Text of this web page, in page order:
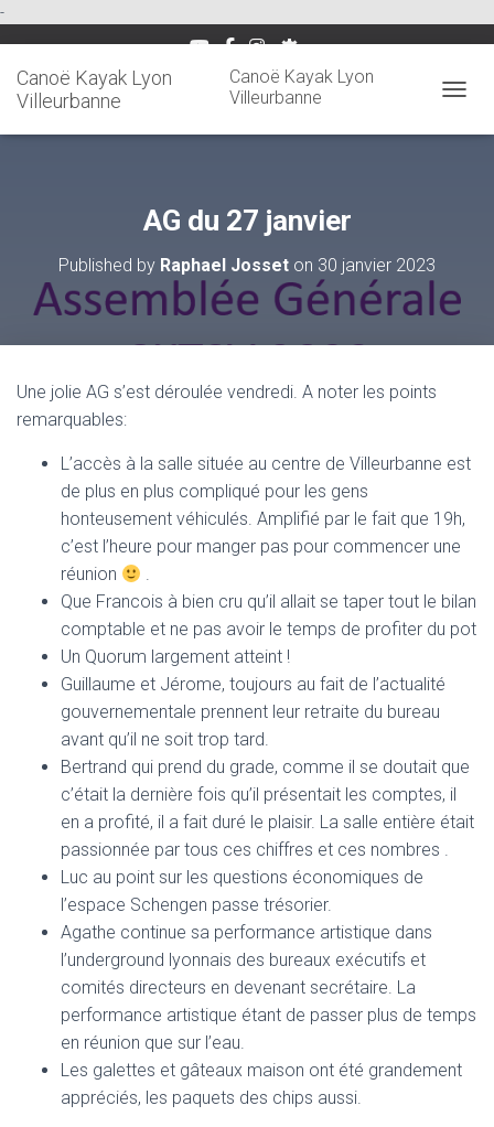
-
Canoë Kayak Lyon
Villeurbanne
Canoë Kayak Lyon
Villeurbanne
AG du 27 janvier
Published by Raphael Josset on 30 janvier 2023
Une jolie AG s’est déroulée vendredi. A noter les points
remarquables:
L’accès à la salle située au centre de Villeurbanne est
de plus en plus compliqué pour les gens
honteusement véhiculés. Amplifié par le fait que 19h,
c’est l’heure pour manger pas pour commencer une
réunion
.
Que Francois à bien cru qu’il allait se taper tout le bilan
comptable et ne pas avoir le temps de profiter du pot
Un Quorum largement atteint !
Guillaume et Jérome, toujours au fait de l’actualité
gouvernementale prennent leur retraite du bureau
avant qu’il ne soit trop tard.
Bertrand qui prend du grade, comme il se doutait que
c’était la dernière fois qu’il présentait les comptes, il
en a profité, il a fait duré le plaisir. La salle entière était
passionnée par tous ces chiffres et ces nombres .
Luc au point sur les questions économiques de
l’espace Schengen passe trésorier.
Agathe continue sa performance artistique dans
l’underground lyonnais des bureaux exécutifs et
comités directeurs en devenant secrétaire. La
performance artistique étant de passer plus de temps
en réunion que sur l’eau.
Les galettes et gâteaux maison ont été grandement
appréciés, les paquets des chips aussi.